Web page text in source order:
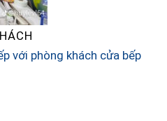
với phòng khách cửa bếp